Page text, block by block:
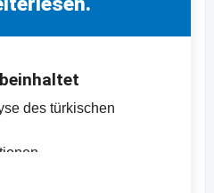
des türkischen
getrocknet, Nr. 2,